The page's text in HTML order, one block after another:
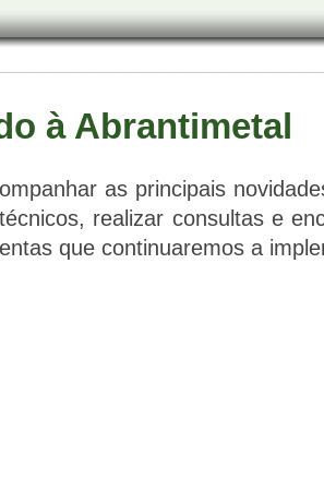
à Abrantimetal
as principais
realizar consultas e
que continuaremos a